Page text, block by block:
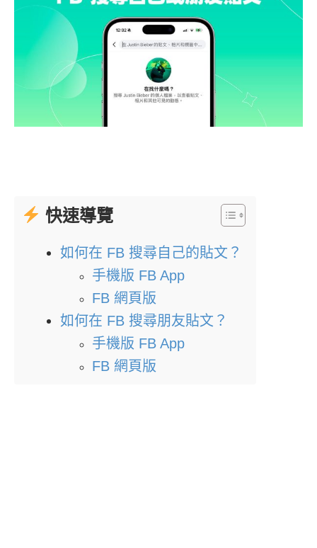
快速導覽
如何在 FB 搜尋自己的貼文？
手機版 FB App
FB 網頁版
如何在 FB 搜尋朋友貼文？
手機版 FB App
FB 網頁版